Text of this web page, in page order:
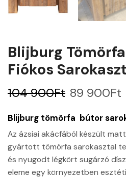
Blijburg
Fiókos
104 900Ft 89 900Ft
Blijburg tömörfa bútor
Az ázsiai akácfából készült
gyártott tömörfa sarokasztal
és nyugodt légkört sugárzó
eleme egy környezetben